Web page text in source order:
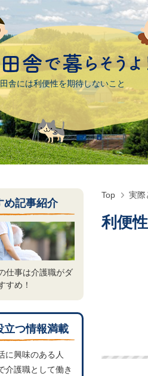
田舎には利便性を期待しないこと
Top 実際
利便
め記事紹介
仕事は介護職がダ
すめ！
立つ情報満載
に興味のある人
介護職として働き